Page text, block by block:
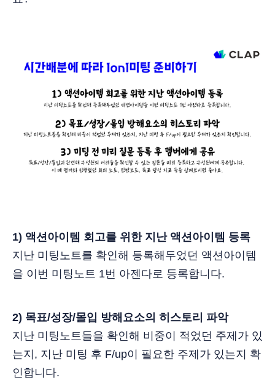
1) 액션아이템 회고를 위한 지난 액션아이템 등록
지난 미팅노트를 확인해 등록해두었던 액션아이템
을 이번 미팅노트 1번 아젠다로 등록합니다.
2) 목표/성장/몰입 방해요소의 히스토리 파악
지난 미팅노트들을 확인해 비중이 적었던 주제가 있
는지, 지난 미팅 후 F/up이 필요한 주제가 있는지 확
인합니다.